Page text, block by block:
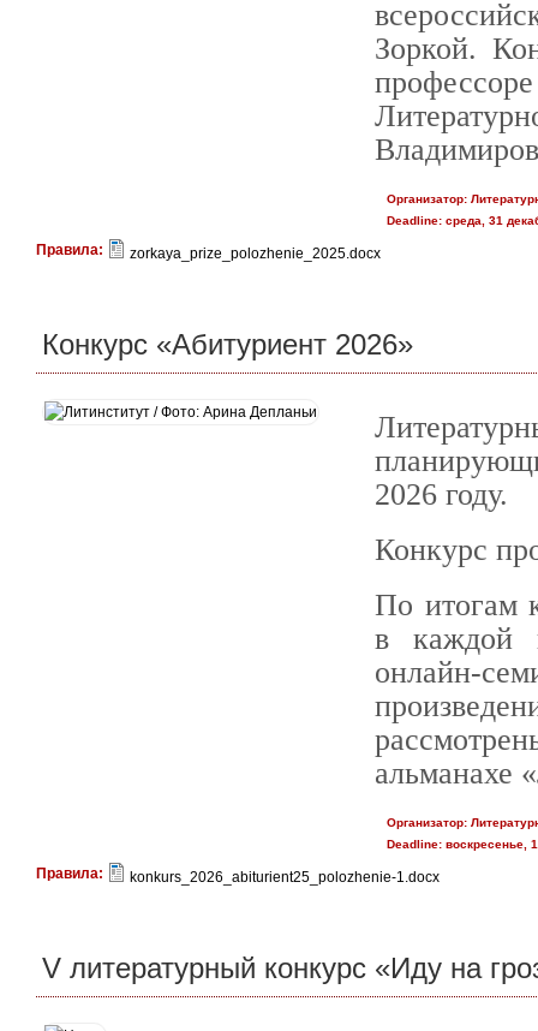
Зоркой.
Организатор:
Deadline:среда, 31
Правила: zorkaya_prize_polozhenie_2025.docx
Конкурс «Абитуриент 2026»
2026 году.
Конкурс
По итогам
в каждой
онлайн-
альманахе
Организатор:
Deadline:воскресенье,
Правила: konkurs_2026_abiturient25_polozhenie-1.docx
V литературный конкурс «Иду на